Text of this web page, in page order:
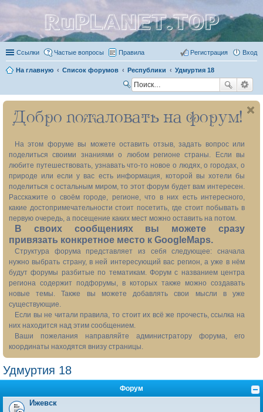
RuPLANET.TOP
Ссылки Частые вопросы Правила Вход
Регистрация
На главную Список форумов Республики Удмуртия 18
ск
Добро пожаловать на форум!
На этом форуме вы можете оставить отзыв, задать вопрос или
поделиться своими знаниями о любом регионе страны. Если вы
любите путешествовать, узнавать что-то новое о людях, о городах, о
природе или если у вас есть информация, которой вы хотели бы
поделиться с остальным миром, то этот форум будет вам интересен.
Расскажите о своём городе, регионе, что в них есть интересного,
какие достопримечательности стоит посетить, где стоит побывать в
первую очередь, а посещение каких мест можно оставить на потом.
В своих сообщениях вы можете сразу
привязать конкретное место к GoogleMaps.
Структура форума представляет из себя следующее: сначала
нужно выбрать страну, в ней интересующий вас регион, а уже в нём
будут форумы разбитые по тематикам. Форум с названием центра
региона содержит подфорумы, в которых также можно создавать
новые темы. Также вы можете добавлять свои мысли в уже
существующие.
Если вы не читали правила, то стоит их всё же прочесть, ссылка на
них находится над этим сообщением.
Ваши пожелания направляйте администратору форума, его
координаты находятся внизу страницы.
Удмуртия 18
Форум
Ижевск